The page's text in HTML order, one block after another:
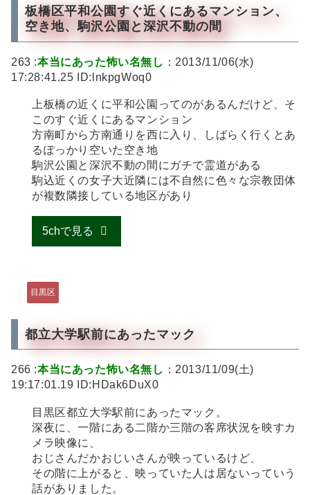
板橋区平和公園すぐ近くにあるマンション、
空き地、駒沢公園と深沢不動の間
263 :本当にあった怖い名無し ：2013/11/06(水)
17:28:41.25 ID:lnkpgWoq0
上板橋の近くに平和公園ってのがあるんだけど、そ
このすぐ近くにあるマンション
方南町から方南通りを西に入り、しばらく行くとあ
るぽっかり空いた空き地
駒沢公園と深沢不動の間にガチで霊道がある
駒込近くの女子大近隣には不自然に色々な宗教団体
が複数隣接している地区があり
5chで見る
目黒区
都立大学駅前にあったマック
266 :本当にあった怖い名無し ：2013/11/09(土)
19:17:01.19 ID:HDak6DuX0
目黒区都立大学駅前にあったマック。
深夜に、一階にある二階か三階の客席状況を映すカ
メラ映像に、
おじさんだかおじいさんが映っているけど、
その階に上がると、映っていた人は居ないっていう
話がありました。